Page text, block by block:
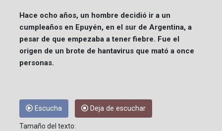
Hace ocho años, un hombre decidió ir a un
cumpleaños en Epuyén, en el sur de Argentina, a
pesar de que empezaba a tener fiebre. Fue el
origen de un brote de hantavirus que mató a once
personas.
Escucha Deja de escuchar
Tamaño del texto: